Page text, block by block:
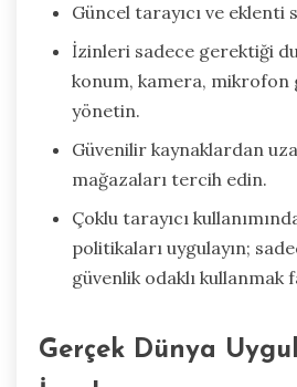
Güncel tarayıcı ve eklenti
İzinleri sadece gerektiği
konum, kamera, mikrofon
yönetin.
Güvenilir kaynaklardan
mağazaları tercih edin.
Çoklu tarayıcı
politikaları uygulayın;
güvenlik odaklı kullanmak
Gerçek Dünya